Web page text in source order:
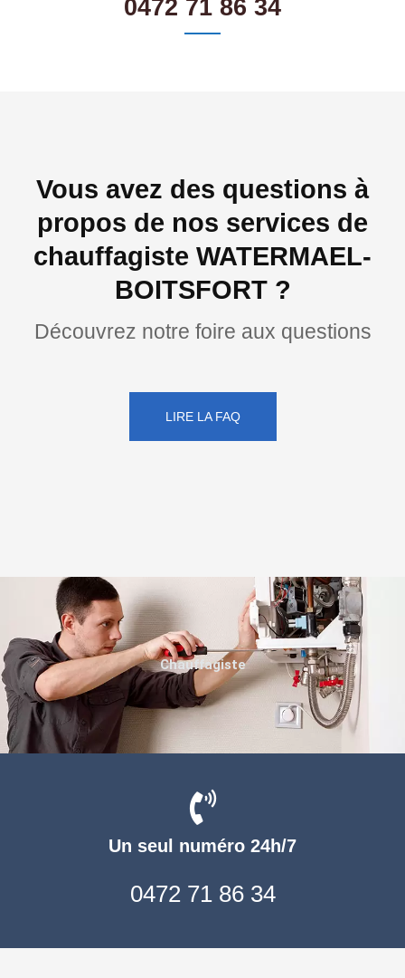
0472 71 86 34
Vous avez des questions à
propos de nos services de
chauffagiste WATERMAEL-
BOITSFORT ?
Découvrez notre foire aux questions
LIRE LA FAQ
Un seul numéro 24h/7
0472 71 86 34
Chauffagiste